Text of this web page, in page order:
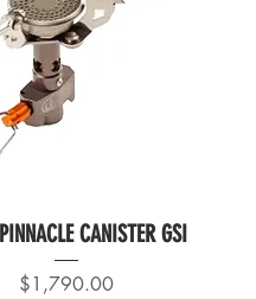
CANISTER GSI
Precio
$1,790.00